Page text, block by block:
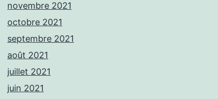
novembre 2021
octobre 2021
septembre 2021
août 2021
juillet 2021
juin 2021